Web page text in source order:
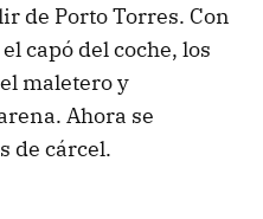
de Porto Torres. Con
capó del coche, los
maletero y
Ahora se
de cárcel.